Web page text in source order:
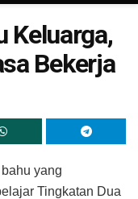
Keluarga,
Bekerja
yang
Tingkatan Dua